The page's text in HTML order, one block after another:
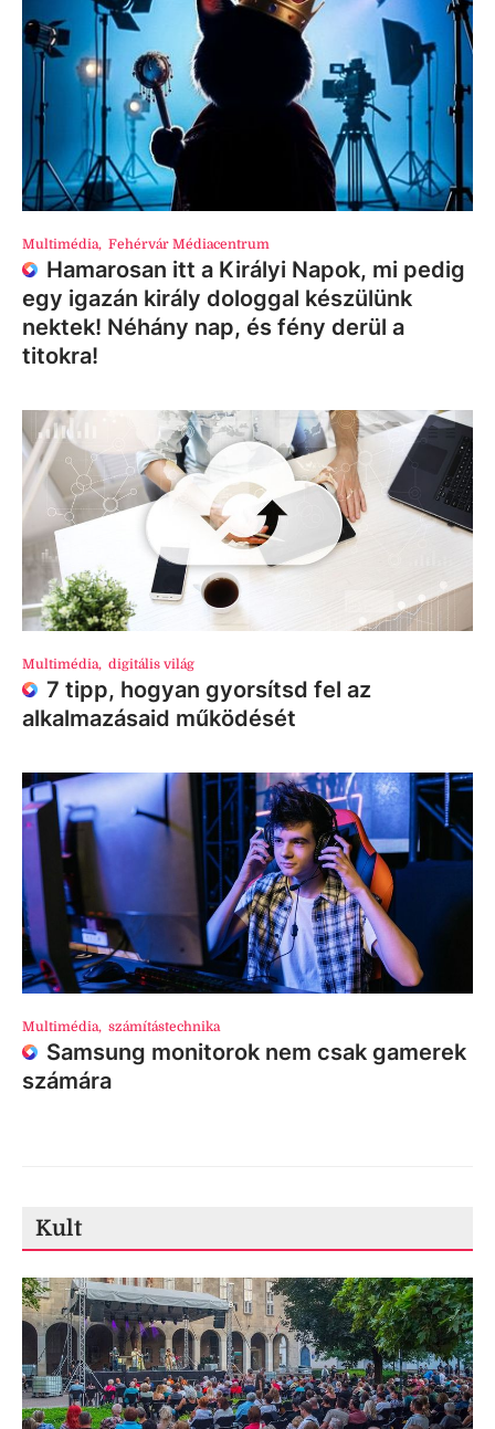
Multimédia, Fehérvár Médiacentrum
Hamarosan itt a Királyi Napok, mi pedig
egy igazán király dologgal készülünk
nektek! Néhány nap, és fény derül a
titokra!
Multimédia, digitális világ
7 tipp, hogyan gyorsítsd fel az
alkalmazásaid működését
Multimédia, számítástechnika
Samsung monitorok nem csak gamerek
számára
Kult